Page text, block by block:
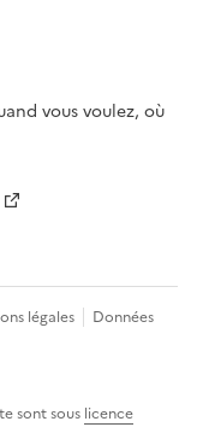
vous voulez, où
légales
Données
sont sous licence